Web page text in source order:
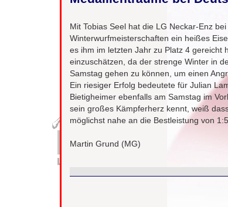
Mit Tobias Seel hat die LG Neckar-Enz
Winterwurfmeisterschaften ein heißes
es ihm im letzten Jahr zu Platz 4 gereicht
einzuschätzen, da der strenge Winter in
Samstag gehen zu können, um einen
Ein riesiger Erfolg bedeutete für Julian
Bietigheimer ebenfalls am Samstag im
sein großes Kämpferherz kennt, weiß
möglichst nahe an die Bestleistung von
Martin Grund (MG)